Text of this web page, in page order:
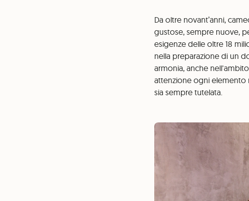
Da oltre novant’anni,
gustose, sempre nuove,
esigenze delle oltre 18
nella preparazione di un
armonia, anche
attenzione ogni elemento
sia sempre tutelata.